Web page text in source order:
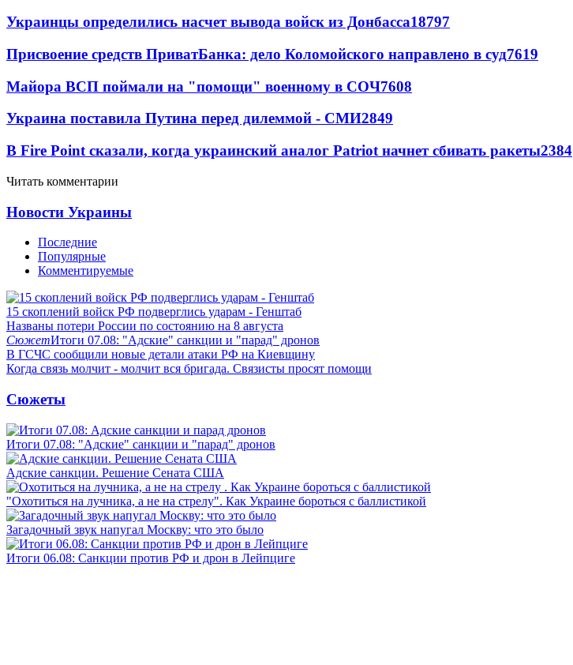
Украинцы определились насчет вывода войск из Донбасса18797
Присвоение средств ПриватБанка: дело Коломойского направлено в суд7619
Майора ВСП поймали на "помощи" военному в СОЧ7608
Украина поставила Путина перед дилеммой - СМИ2849
В Fire Point сказали, когда украинский аналог Patriot начнет сбивать ракеты2384
Читать комментарии
Новости Украины
Последние
Популярные
Комментируемые
15 скоплений войск РФ подверглись ударам - Генштаб
Названы потери России по состоянию на 8 августа
СюжетИтоги 07.08: "Адские" санкции и "парад" дронов
В ГСЧС сообщили новые детали атаки РФ на Киевщину
Когда связь молчит - молчит вся бригада. Связисты просят помощи
Сюжеты
Итоги 07.08: "Адские" санкции и "парад" дронов
Адские санкции. Решение Сената США
"Охотиться на лучника, а не на стрелу". Как Украине бороться с баллистикой
Загадочный звук напугал Москву: что это было
Итоги 06.08: Санкции против РФ и дрон в Лейпциге